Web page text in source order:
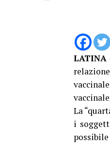
LATINA
La
i
possibile